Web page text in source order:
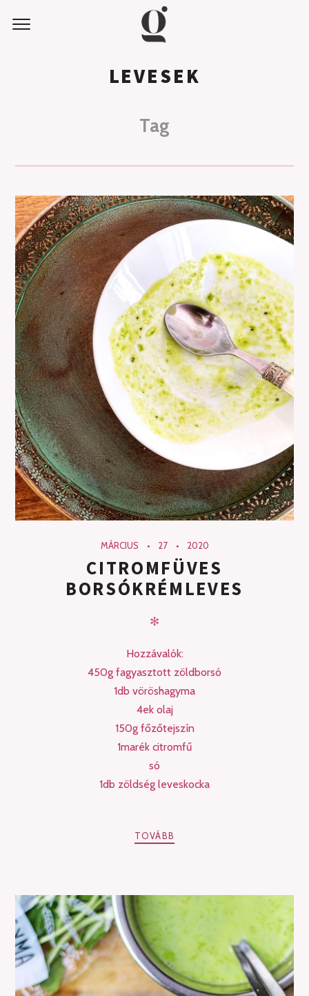
LEVESEK
Tag
MÁRCIUS 27 2020
CITROMFÜVES
BORSÓKRÉMLEVES
✻
Hozzávalók:
450g fagyasztott zöldborsó
1db vöröshagyma
4ek olaj
150g főzőtejszín
1marék citromfű
só
1db zöldség leveskocka
TOVÁBB